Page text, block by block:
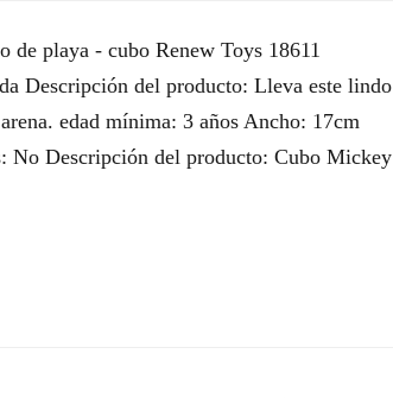
playa - cubo Renew Toys 18611
Descripción del producto: Lleva este lindo
edad mínima: 3 años Ancho: 17cm
No Descripción del producto: Cubo Mickey